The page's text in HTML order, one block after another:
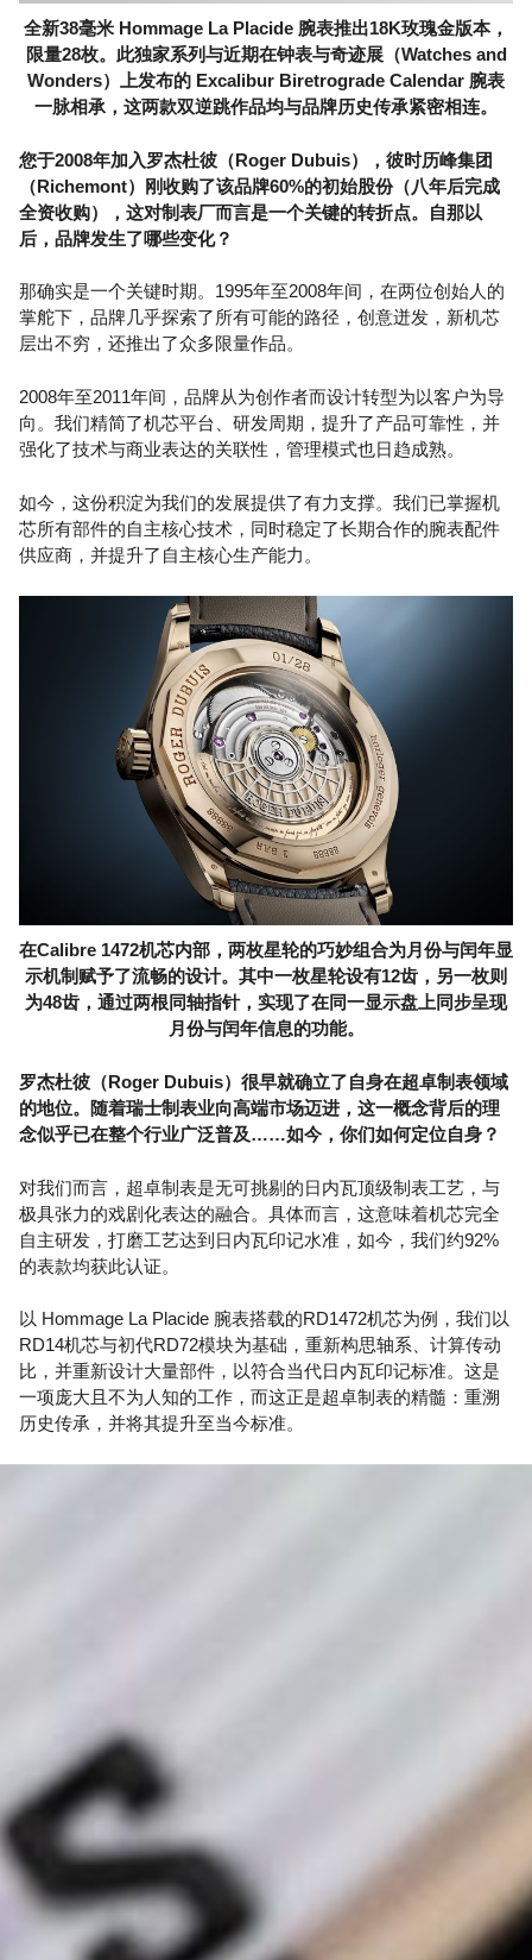
全新38毫米 Hommage La Placide 腕表推出18K玫瑰金版本，
限量28枚。此独家系列与近期在钟表与奇迹展（Watches and
Wonders）上发布的 Excalibur Biretrograde Calendar 腕表
一脉相承，这两款双逆跳作品均与品牌历史传承紧密相连。
您于2008年加入罗杰杜彼（Roger Dubuis），彼时历峰集团
（Richemont）刚收购了该品牌60%的初始股份（八年后完成
全资收购），这对制表厂而言是一个关键的转折点。自那以
后，品牌发生了哪些变化？
那确实是一个关键时期。1995年至2008年间，在两位创始人的
掌舵下，品牌几乎探索了所有可能的路径，创意迸发，新机芯
层出不穷，还推出了众多限量作品。
2008年至2011年间，品牌从为创作者而设计转型为以客户为导
向。我们精简了机芯平台、研发周期，提升了产品可靠性，并
强化了技术与商业表达的关联性，管理模式也日趋成熟。
如今，这份积淀为我们的发展提供了有力支撑。我们已掌握机
芯所有部件的自主核心技术，同时稳定了长期合作的腕表配件
供应商，并提升了自主核心生产能力。
在Calibre 1472机芯内部，两枚星轮的巧妙组合为月份与闰年显
示机制赋予了流畅的设计。其中一枚星轮设有12齿，另一枚则
为48齿，通过两根同轴指针，实现了在同一显示盘上同步呈现
月份与闰年信息的功能。
罗杰杜彼（Roger Dubuis）很早就确立了自身在超卓制表领域
的地位。随着瑞士制表业向高端市场迈进，这一概念背后的理
念似乎已在整个行业广泛普及……如今，你们如何定位自身？
对我们而言，超卓制表是无可挑剔的日内瓦顶级制表工艺，与
极具张力的戏剧化表达的融合。具体而言，这意味着机芯完全
自主研发，打磨工艺达到日内瓦印记水准，如今，我们约92%
的表款均获此认证。
以 Hommage La Placide 腕表搭载的RD1472机芯为例，我们以
RD14机芯与初代RD72模块为基础，重新构思轴系、计算传动
比，并重新设计大量部件，以符合当代日内瓦印记标准。这是
一项庞大且不为人知的工作，而这正是超卓制表的精髓：重溯
历史传承，并将其提升至当今标准。